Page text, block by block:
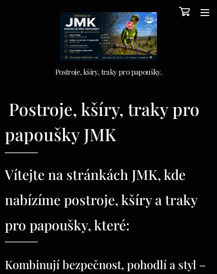
Postroje, kšíry, traky pro papoušky.
Postroje, kšíry, traky pro
papoušky JMK
Vítejte na stránkách JMK, kde
nabízíme postroje, kšíry a traky
pro papoušky, které:
Kombinují bezpečnost, pohodlí a styl –